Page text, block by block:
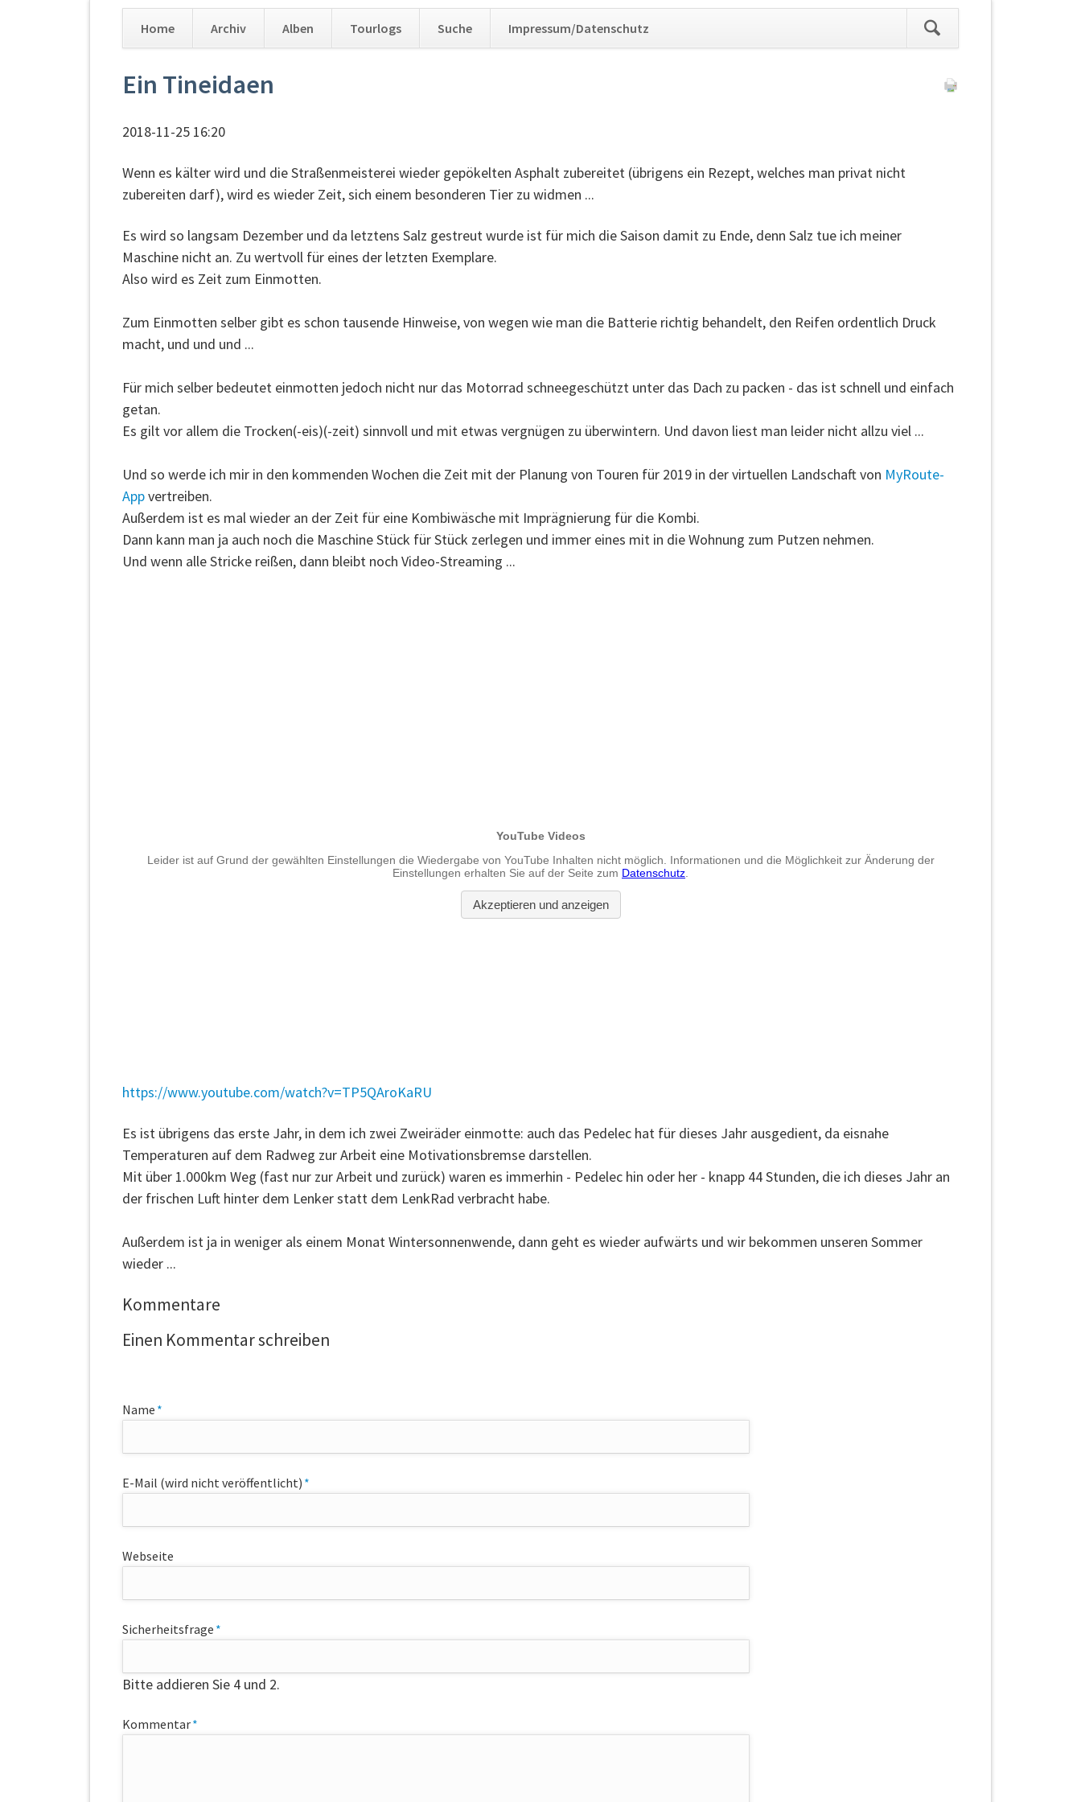
überspringen
Home Archiv Alben Tourlogs Suche Impressum/Datenschutz
überspringen
Ein Tineidaen
2018-11-25 16:20
Wenn es kälter wird und die Straßenmeisterei wieder gepökelten Asphalt zubereitet (übrigens ein Rezept, welches man privat nicht
zubereiten darf), wird es wieder Zeit, sich einem besonderen Tier zu widmen ...
Es wird so langsam Dezember und da letztens Salz gestreut wurde ist für mich die Saison damit zu Ende, denn Salz tue ich meiner
Maschine nicht an. Zu wertvoll für eines der letzten Exemplare.
Also wird es Zeit zum Einmotten.
Zum Einmotten selber gibt es schon tausende Hinweise, von wegen wie man die Batterie richtig behandelt, den Reifen ordentlich Druck
macht, und und und ...
Für mich selber bedeutet einmotten jedoch nicht nur das Motorrad schneegeschützt unter das Dach zu packen - das ist schnell und einfach
getan.
Es gilt vor allem die Trocken(-eis)(-zeit) sinnvoll und mit etwas vergnügen zu überwintern. Und davon liest man leider nicht allzu viel ...
Und so werde ich mir in den kommenden Wochen die Zeit mit der Planung von Touren für 2019 in der virtuellen Landschaft von MyRoute-
Appvertreiben.
Außerdem ist es mal wieder an der Zeit für eine Kombiwäsche mit Imprägnierung für die Kombi.
Dann kann man ja auch noch die Maschine Stück für Stück zerlegen und immer eines mit in die Wohnung zum Putzen nehmen.
Und wenn alle Stricke reißen, dann bleibt noch Video-Streaming ...
https://www.youtube.com/watch?v=TP5QAroKaRU
Es ist übrigens das erste Jahr, in dem ich zwei Zweiräder einmotte: auch das Pedelec hat für dieses Jahr ausgedient, da eisnahe
Temperaturen auf dem Radweg zur Arbeit eine Motivationsbremse darstellen.
Mit über 1.000km Weg (fast nur zur Arbeit und zurück) waren es immerhin - Pedelec hin oder her - knapp 44 Stunden, die ich dieses Jahr an
der frischen Luft hinter dem Lenker statt dem LenkRad verbracht habe.
Außerdem ist ja in weniger als einem Monat Wintersonnenwende, dann geht es wieder aufwärts und wir bekommen unseren Sommer
wieder ...
Kommentare
Einen Kommentar schreiben
Pflichtfeld
Name *
Pflichtfeld
E-Mail (wird nicht veröffentlicht) *
Webseite
Pflichtfeld
Sicherheitsfrage *
Bitte addieren Sie 4 und 2.
Pflichtfeld
Kommentar*